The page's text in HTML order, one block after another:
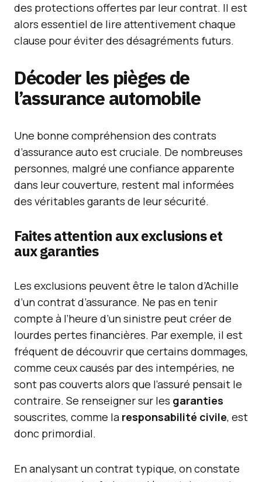
des protections offertes par leur contrat. Il est
alors essentiel de lire attentivement chaque
clause pour éviter des désagréments futurs.
Décoder les pièges de
l’assurance automobile
Une bonne compréhension des contrats
d’assurance auto est cruciale. De nombreuses
personnes, malgré une confiance apparente
dans leur couverture, restent mal informées
des véritables garants de leur sécurité.
Faites attention aux exclusions et
aux garanties
Les exclusions peuvent être le talon d’Achille
d’un contrat d’assurance. Ne pas en tenir
compte à l’heure d’un sinistre peut créer de
lourdes pertes financières. Par exemple, il est
fréquent de découvrir que certains dommages,
comme ceux causés par des intempéries, ne
sont pas couverts alors que l’assuré pensait le
contraire. Se renseigner sur les garanties
souscrites, comme la responsabilité civile, est
donc primordial.
En analysant un contrat typique, on constate